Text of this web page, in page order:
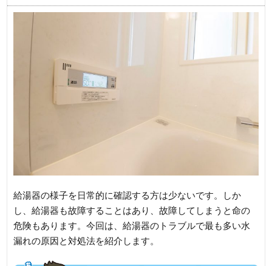
給湯器の様子を日常的に確認する方は少ないです。しか
し、給湯器も故障することはあり、故障してしまうと命の
危険もあります。今回は、給湯器のトラブルで最も多い水
漏れの原因と対処法を紹介します。